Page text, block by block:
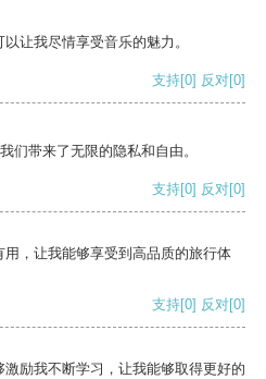
让我尽情享受音乐的魅力。
支持[0] 反对[0]
们带来了无限的隐私和自由。
支持[0] 反对[0]
，让我能够享受到高品质的旅行体
支持[0] 反对[0]
励我不断学习，让我能够取得更好的